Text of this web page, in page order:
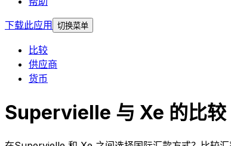
下载此应用 切换菜单
比较
供应商
货币
Supervielle 与 Xe 的比较